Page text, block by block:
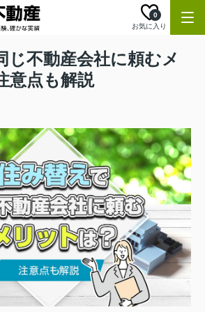
お気に入り
0
じ不動産会社に頼むメ
意点も解説